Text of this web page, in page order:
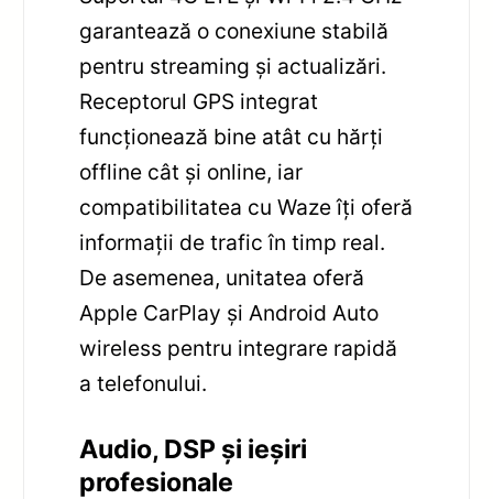
garantează o conexiune stabilă
pentru streaming și actualizări.
Receptorul GPS integrat
funcționează bine atât cu hărți
offline cât și online, iar
compatibilitatea cu Waze îți oferă
informații de trafic în timp real.
De asemenea, unitatea oferă
Apple CarPlay și Android Auto
wireless pentru integrare rapidă
a telefonului.
Audio, DSP și ieșiri
profesionale